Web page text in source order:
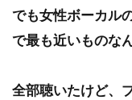
でも女性ボーカル
で最も近いものなん
全部聴いたけど、